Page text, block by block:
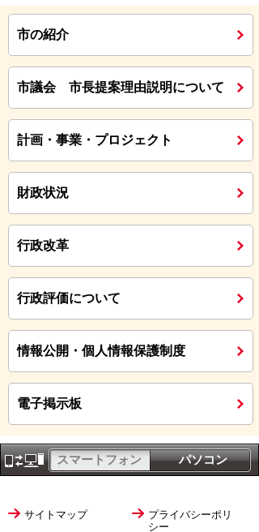
市の紹介
市議会 市長提案理由説明について
計画・事業・プロジェクト
財政状況
行政改革
行政評価について
情報公開・個人情報保護制度
電子掲示板
パソコン
スマートフォン
サイトマップ
プライバシーポリ
シー